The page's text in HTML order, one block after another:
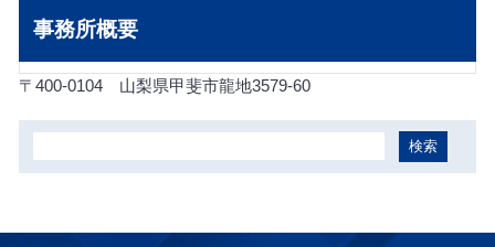
事務所概要
〒400-0104 山梨県甲斐市龍地3579-60